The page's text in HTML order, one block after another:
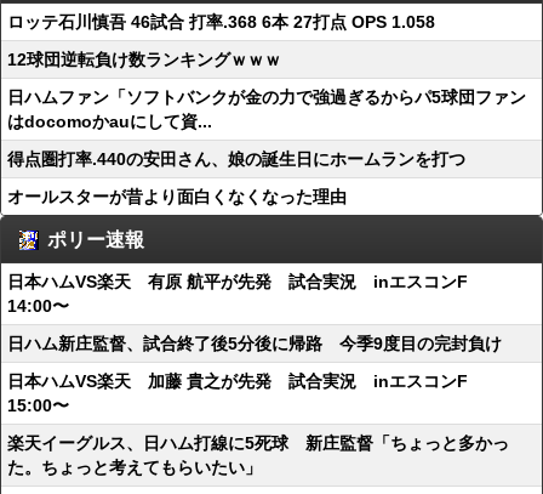
ロッテ石川慎吾 46試合 打率.368 6本 27打点 OPS 1.058
12球団逆転負け数ランキングｗｗｗ
日ハムファン「ソフトバンクが金の力で強過ぎるからパ5球団ファン
はdocomoかauにして資...
得点圏打率.440の安田さん、娘の誕生日にホームランを打つ
オールスターが昔より面白くなくなった理由
ポリー速報
日本ハムVS楽天 有原 航平が先発 試合実況 inエスコンF
14:00〜
日ハム新庄監督、試合終了後5分後に帰路 今季9度目の完封負け
日本ハムVS楽天 加藤 貴之が先発 試合実況 inエスコンF
15:00〜
楽天イーグルス、日ハム打線に5死球 新庄監督「ちょっと多かっ
た。ちょっと考えてもらいたい」